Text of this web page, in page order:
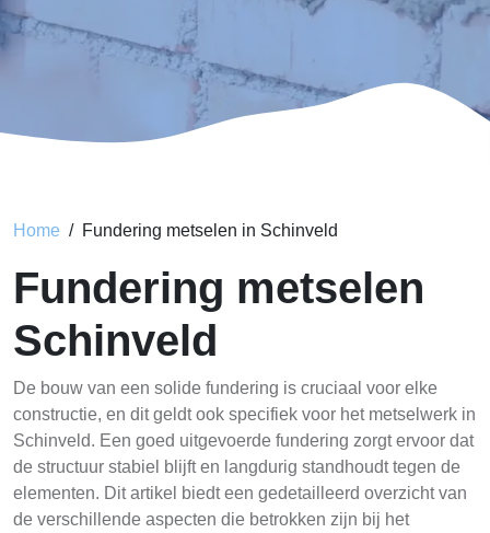
Home Fundering metselen in Schinveld
Fundering metselen
Schinveld
De bouw van een solide fundering is cruciaal voor elke
constructie, en dit geldt ook specifiek voor het metselwerk in
Schinveld. Een goed uitgevoerde fundering zorgt ervoor dat
de structuur stabiel blijft en langdurig standhoudt tegen de
elementen. Dit artikel biedt een gedetailleerd overzicht van
de verschillende aspecten die betrokken zijn bij het